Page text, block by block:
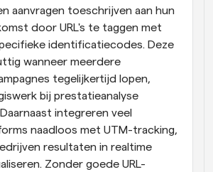
aanvragen toeschrijven aan hun
door URL's te taggen met
identificatiecodes. Deze
wanneer meerdere
tegelijkertijd lopen,
bij prestatieanalyse
integreren veel
naadloos met UTM-tracking,
resultaten in realtime
Zonder goede URL-